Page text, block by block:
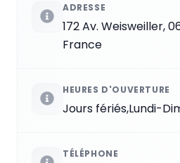
ADRESSE
172 Av. Weisweiller,
France
HEURES D'OUVERTURE
Jours fériés,Lundi-
TÉLÉPHONE